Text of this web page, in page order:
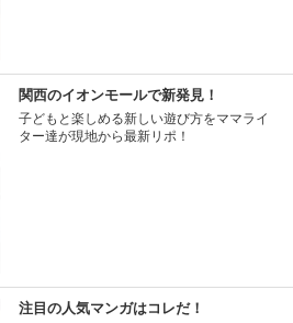
関西のイオンモールで新発見！
子どもと楽しめる新しい遊び方をママライ
ター達が現地から最新リポ！
注目の人気マンガはコレだ！